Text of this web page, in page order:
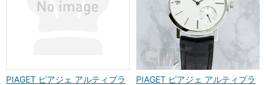
PIAGET ピアジェ アルティプラ
PIAGET ピアジェ アルティプラ